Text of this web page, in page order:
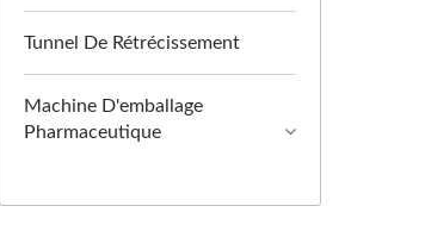
Tunnel De Rétrécissement
Machine D'emballage
Pharmaceutique